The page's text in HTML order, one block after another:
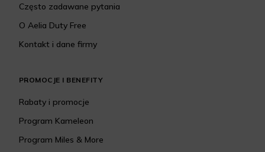
Często zadawane pytania
O Aelia Duty Free
Kontakt i dane firmy
PROMOCJE I BENEFITY
Rabaty i promocje
Program Kameleon
Program Miles & More